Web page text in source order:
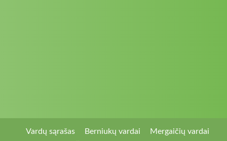
Vardų sąrašas Berniukų vardai
Mergaičių vardai